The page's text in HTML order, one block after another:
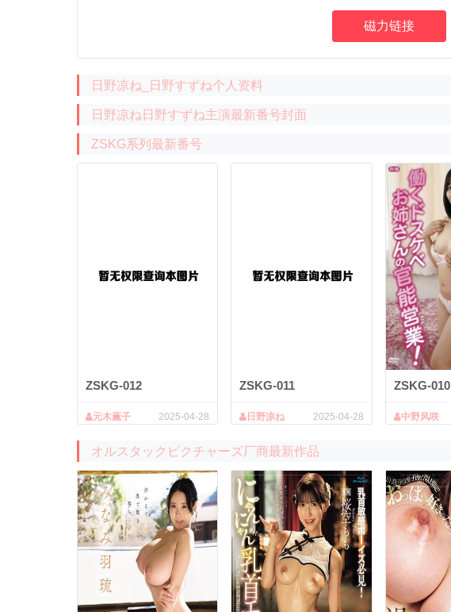
磁力链接
日野凉ね_日野すずね个人资料
日野凉ね日野すずね主演最新番号封面
ZSKG系列最新番号
ZSKG-012
2025-04-28
元木薫子
ZSKG-011
2025-04-28
日野凉ね
ZSKG-010
中野风咲
オルスタックピクチャーズ厂商最新作品